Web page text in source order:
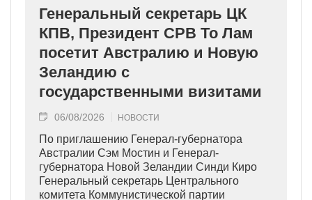
Генеральный секретарь ЦК
КПВ, Президент СРВ То Лам
посетит Австралию и Новую
Зеландию с
государственными визитами
06/08/2026 НОВОСТИ
По приглашению Генерал-губернатора
Австралии Сэм Мостин и Генерал-
губернатора Новой Зеландии Синди Киро
Генеральный секретарь Центрального
комитета Коммунистической партии